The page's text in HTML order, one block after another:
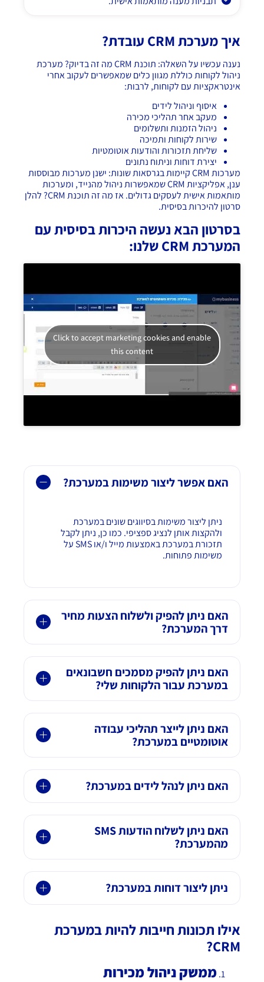
איך מערכתCRM עובדת?
נענה עכשיו על השאלה: תוכנת CRM מה זה בדיוק? מערכת
ניהול לקוחות כוללת מגוון כלים שמאפשרים לעקוב אחרי
אינטראקציות עם לקוחות, לרבות:
איסוף וניהול לידים
מעקב אחר תהליכי מכירה
ניהול הזמנות ותשלומים
שירות לקוחות ותמיכה
שליחת תזכורות והודעות אוטומטיות
יצירת דוחות וניתוח נתונים
מערכות CRM קיימות בגרסאות שונות: ישנן מערכות מבוססות
ענן,אפליקציות CRM שמאפשרות ניהול מהנייד
, ומערכות
מותאמות אישית לעסקים גדולים. אז מה זה תוכנת CRM? להלן
סרטון להיכרות בסיסית.
בסרטון הבא נעשה היכרות בסיסית עם
המערכת CRM שלנו:
Click to accept marketing cookies and enable
this content
האם אפשר ליצור משימות במערכת?
ניתן ליצור משימות בסיווגים שונים במערכת
ולהקצות אותן לנציג ספציפי. כמו כן, ניתן לקבל
תזכורת במערכת באמצעות מייל ו/או SMS על
משימות פתוחות.
האם ניתן להפיק ולשלוח הצעות מחיר
דרך המערכת?
האם ניתן להפיק מסמכים חשבונאים
במערכת עבור הלקוחות שלי?
האם ניתן לייצר תהליכי עבודה
אוטומטיים במערכת?
האם ניתן לנהל לידים במערכת?
האם ניתן לשלוח הודעות SMS
מהמערכת?
ניתן ליצור דוחות במערכת?
אילו תכונות חייבות להיות במערכת
CRM
?
ממשק ניהול מכירות